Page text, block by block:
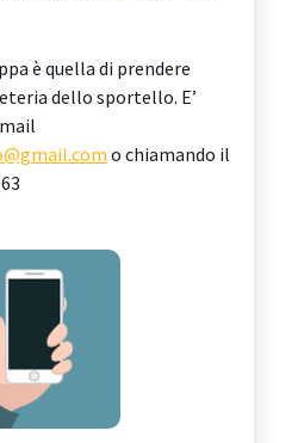
è quella di prendere
dello sportello. E’
o chiamando il